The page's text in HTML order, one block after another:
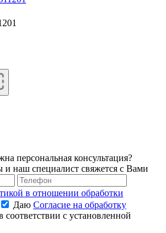
персональная консультация?
и наш специалист свяжется с Вами
в отношении обработки
Даю Согласие на обработку
соответствии с установленной